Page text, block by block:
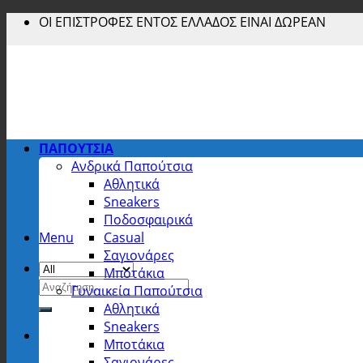
Skip ΟΙ ΕΠΙΣΤΡΟΦΕΣ ΕΝΤΟΣ ΕΛΛΑΔΟΣ ΕΙΝΑΙ ΔΩΡΕΑΝ
Menu
Αναζήτηση
για:
ΠΑΠΟΥΤΣΙΑ
Ανδρικά Παπούτσια
Αθλητικά
Sneakers
Ποδοσφαιρικά
Casual
Σαγιονάρες
Μποτάκια
Γυναικεία Παπούτσια
Αθλητικά
Sneakers
Μποτάκια